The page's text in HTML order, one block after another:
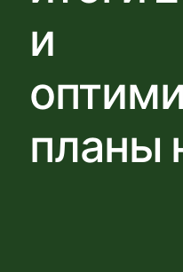
и
планы